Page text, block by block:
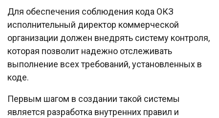
Для обеспечения соблюдения кода ОКЗ
исполнительный директор коммерческой
организации должен внедрять систему контроля,
которая позволит надежно отслеживать
выполнение всех требований, установленных в
коде.
Первым шагом в создании такой системы
является разработка внутренних правил и